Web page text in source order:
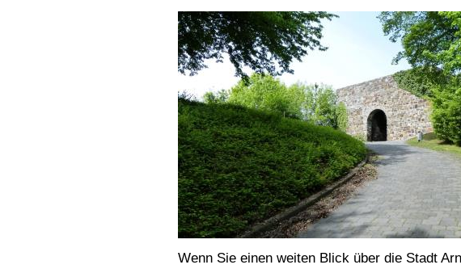
Wenn Sie einen weiten Blick über die Stadt